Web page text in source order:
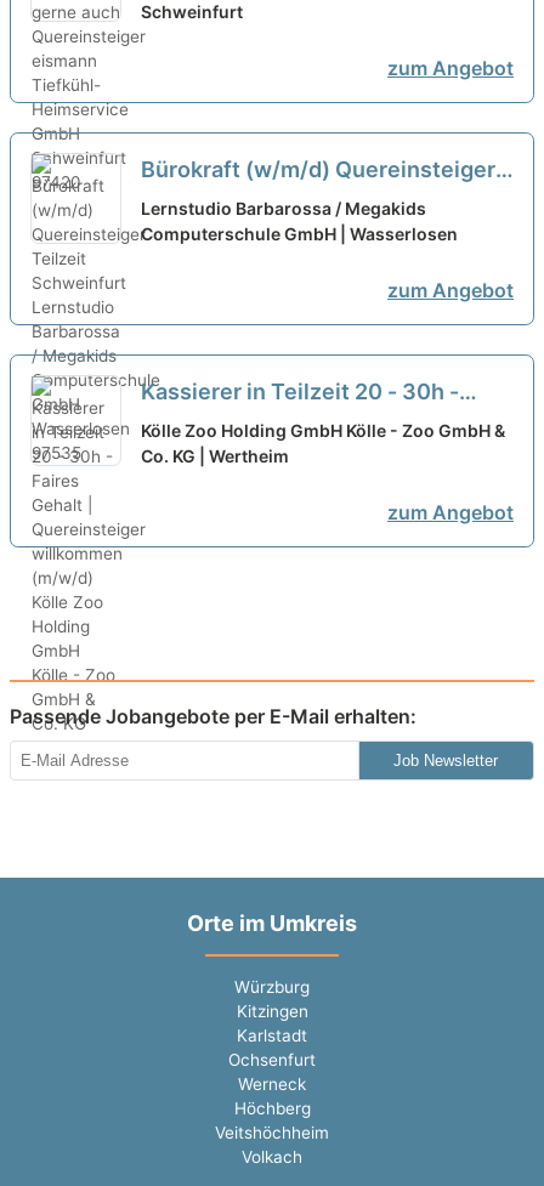
Schweinfurt
zum Angebot
Bürokraft (w/m/d) Quereinsteiger
Teilzeit Schweinfurt neu
Lernstudio Barbarossa / Megakids
Computerschule GmbH | Wasserlosen
zum Angebot
Kassierer in Teilzeit 20 - 30h -
Faires Gehalt | Quereinsteiger
willkommen (m/w/d)
Kölle Zoo Holding GmbH Kölle - Zoo GmbH &
Co. KG | Wertheim
zum Angebot
Passende Jobangebote per E-Mail erhalten:
Job Newsletter
Orte im Umkreis
Würzburg
Kitzingen
Karlstadt
Ochsenfurt
Werneck
Höchberg
Veitshöchheim
Volkach